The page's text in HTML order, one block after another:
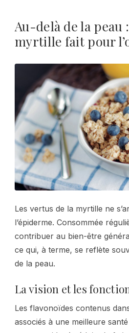
Au-delà de la peau
myrtille fait pour
Les vertus de la myrtille ne
l’épiderme. Consommée
contribuer au bien-être
ce qui, à terme, se reflète
de la peau.
La vision et les
Les flavonoïdes contenus
associés à une meilleure